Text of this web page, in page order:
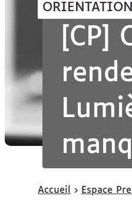
[CP]
Vous
Accueil Espace